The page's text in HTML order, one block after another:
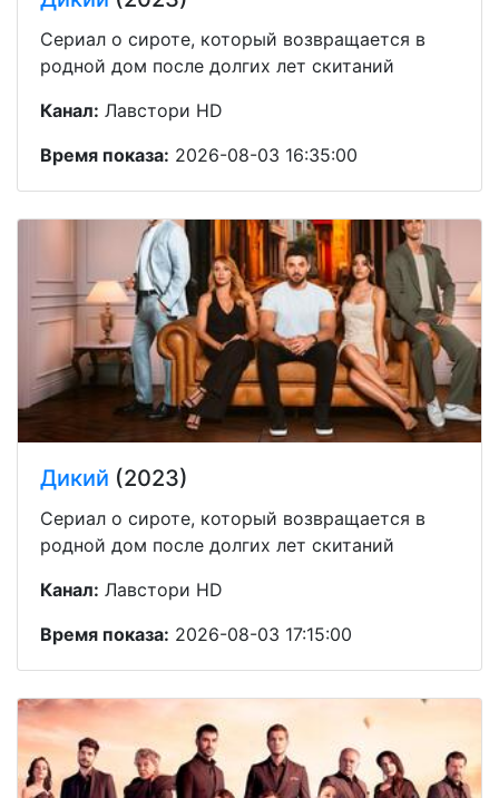
Сериал о сироте, который возвращается в
родной дом после долгих лет скитаний
Канал: Лавстори HD
Время показа: 2026-08-03 16:35:00
Дикий (2023)
Сериал о сироте, который возвращается в
родной дом после долгих лет скитаний
Канал: Лавстори HD
Время показа: 2026-08-03 17:15:00